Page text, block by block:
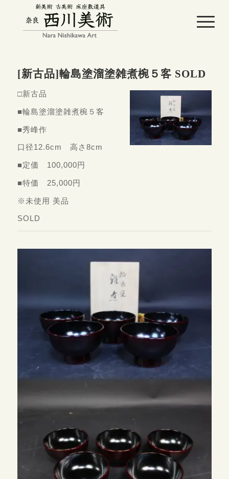
[新古品]輪島塗溜塗雑煮椀５客 SOLD
□新古品
■輪島塗溜塗雑煮椀５客
■秀峰作
口径12.6cm 高さ8cm
■定価 100,000円
■特価 25,000円
※未使用 美品
SOLD